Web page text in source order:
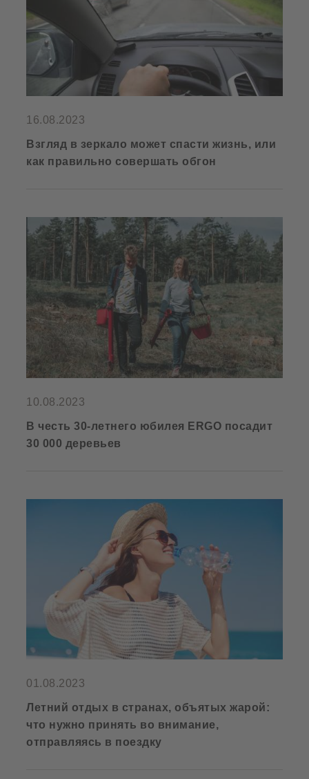
16.08.2023
Взгляд в зеркало может спасти жизнь, или
как правильно совершать обгон
10.08.2023
В честь 30-летнего юбилея ERGO посадит
30 000 деревьев
01.08.2023
Летний отдых в странах, объятых жарой:
что нужно принять во внимание,
отправляясь в поездку